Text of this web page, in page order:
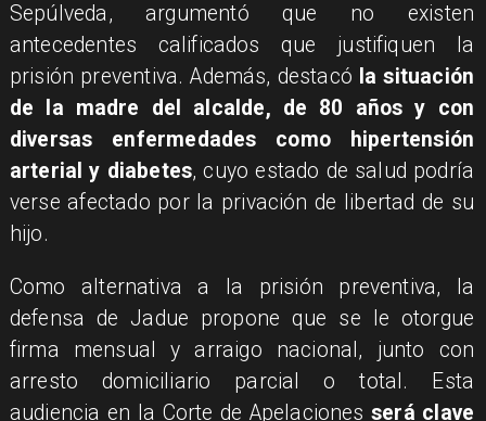
Sepúlveda, argumentó que no existen
antecedentes calificados que justifiquen la
prisión preventiva. Además, destacó la situación
de la madre del alcalde, de 80 años y con
diversas enfermedades como hipertensión
arterial y diabetes, cuyo estado de salud podría
verse afectado por la privación de libertad de su
hijo.
Como alternativa a la prisión preventiva, la
defensa de Jadue propone que se le otorgue
firma mensual y arraigo nacional, junto con
arresto domiciliario parcial o total. Esta
audiencia en la Corte de Apelacionesserá clave